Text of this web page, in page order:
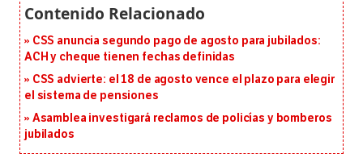
CSS anuncia segundo pago de agosto para jubilados:
ACH y cheque tienen fechas definidas
CSS advierte: el 18 de agosto vence el plazo para elegir
el sistema de pensiones
Asamblea investigará reclamos de policías y bomberos
jubilados